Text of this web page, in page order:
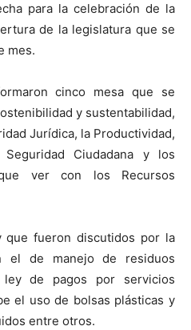
para la celebración de la
de la legislatura que se
mes.
cinco mesa que se
y sustentabilidad,
Jurídica, la Productividad,
Ciudadana y los
ver con los Recursos
que fueron discutidos por la
el de manejo de residuos
de pagos por servicios
el uso de bolsas plásticas y
entre otros.